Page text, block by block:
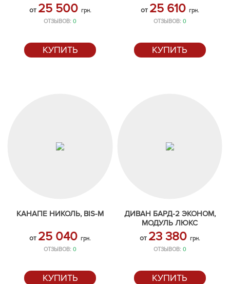
от 25 500 грн.
ОТЗЫВОВ:0
КУПИТЬ
от 25 610 грн.
ОТЗЫВОВ: 0
КУПИТЬ
КАНАПЕ НИКОЛЬ, BIS-M
от 25 040грн.
ОТЗЫВОВ:0
КУПИТЬ
ДИВАН БАРД-2 ЭКОНОМ,
МОДУЛЬ ЛЮКС
от 23 380 грн.
ОТЗЫВОВ: 0
КУПИТЬ